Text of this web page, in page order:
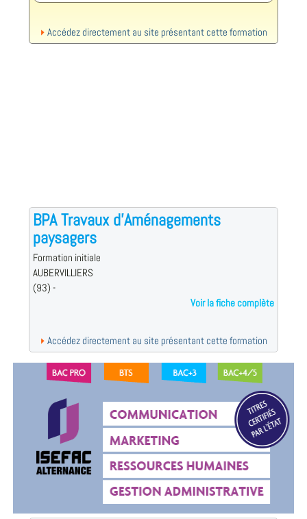
Accédez directement au site présentant cette formation
BPA Travaux d'Aménagements
paysagers
Formation initiale
AUBERVILLIERS
(93) -
Voir la fiche complète
Accédez directement au site présentant cette formation